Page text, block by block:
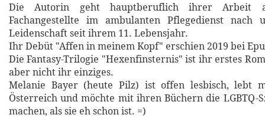
Die Autorin geht hauptberuflich ihrer Arbeit
Fachangestellte im ambulanten Pflegedienst nach
Leidenschaft seit ihrem 11. Lebensjahr.
Ihr Debüt "Affen in meinem Kopf" erschien 2019 bei
Die Fantasy-Trilogie "Hexenfinsternis" ist ihr erstes
aber nicht ihr einziges.
Melanie Bayer (heute Pilz) ist offen lesbisch, lebt
Österreich und möchte mit ihren Büchern die LGBTQ-
machen, als sie eh schon ist. =)